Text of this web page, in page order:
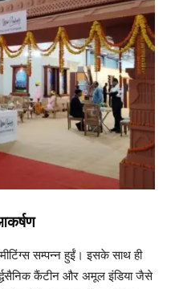
सम्पन्न हुईं। इसके साथ ही
कैंटीन और अमूल इंडिया जैसे